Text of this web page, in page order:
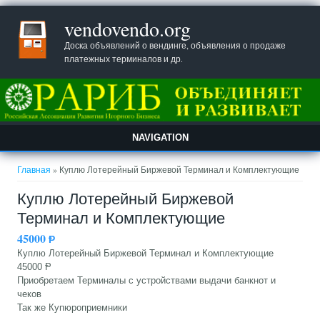
vendovendo.org
Доска объявлений о вендинге, объявления о продаже
платежных терминалов и др.
NAVIGATION
Вы здесь
Главная » Куплю Лотерейный Биржевой Терминал и Комплектующие
Куплю Лотерейный Биржевой
Терминал и Комплектующие
45000Ᵽ
Куплю Лотерейный Биржевой Терминал и Комплектующие
45000 Ᵽ
Приобретаем Терминалы с устройствами выдачи банкнот и
чеков
Так же Купюроприемники